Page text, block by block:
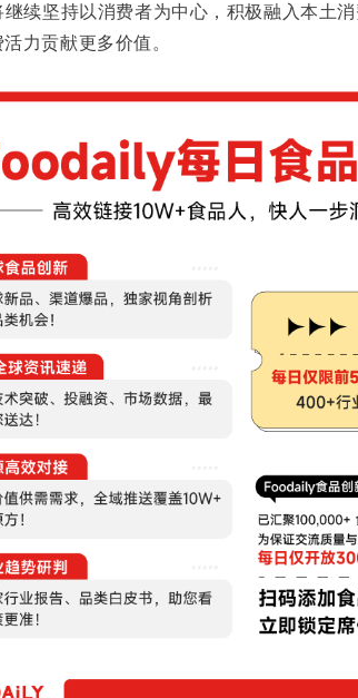
续坚持以消费者为中心，积极融入本土
力贡献更多价值。